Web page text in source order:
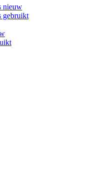
nieuw
gebruikt